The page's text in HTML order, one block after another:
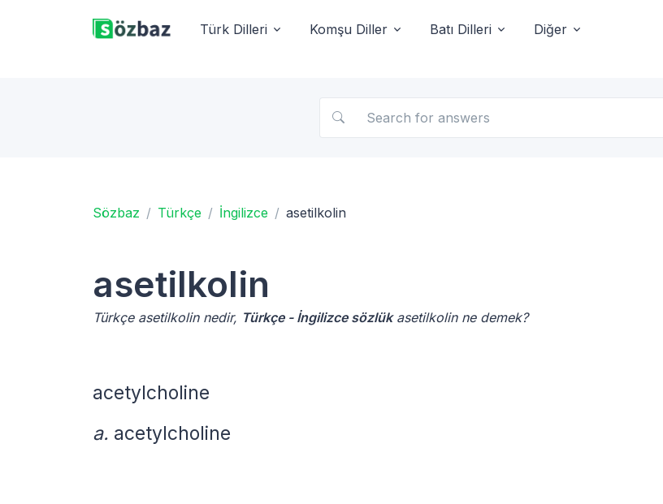
Türk Dilleri Komşu Diller Batı Dilleri Diğer
Sözbaz Türkçe İngilizce asetilkolin
asetilkolin
Türkçe asetilkolin nedir, Türkçe - İngilizce sözlükasetilkolin ne demek?
acetylcholine
a. acetylcholine